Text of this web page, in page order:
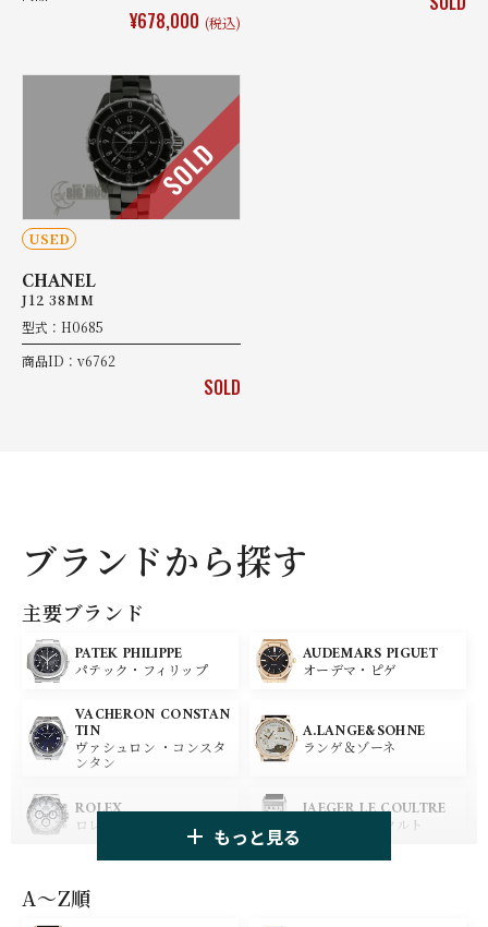
¥678,000 (税込)
SOLD
USED
CHANEL
J12 38MM
型式：H0685
商品ID：v6762
SOLD
ブランドから探す
主要ブランド
PATEK PHILIPPE
パテック・フィリップ
AUDEMARS PIGUET
オーデマ・ピゲ
VACHERON CONSTAN
TIN
ヴァシュロン ・コンスタ
ンタン
A.LANGE&SOHNE
ランゲ＆ゾーネ
ROLEX
ロレックス
JAEGER LE COULTRE
ジャガー・ルクルト
パネライ
もっと見る
A〜Z順